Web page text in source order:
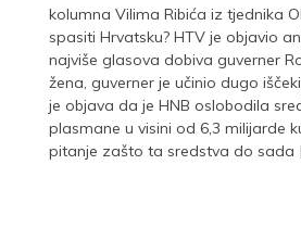
kolumna Vilima Ribića iz tjednika
spasiti Hrvatsku? HTV je objavio
najviše glasova dobiva guverner
žena, guverner je učinio dugo
je objava da je HNB oslobodila
plasmane u visini od 6,3 milijarde
pitanje zašto ta sredstva do sada